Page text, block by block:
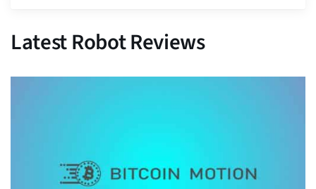
Latest Robot Reviews